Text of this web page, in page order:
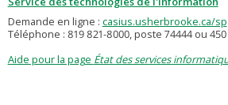
Demande en ligne : casius.usherbrooke.ca/sp
Téléphone : 819 821-8000, poste 74444 ou
Aide pour la page État des services